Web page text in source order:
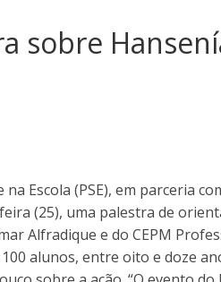
sobre
Escola (PSE), em parceria
(25), uma palestra de
Alfradique e do CEPM
alunos, entre oito e doze